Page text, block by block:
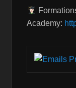
Academy: